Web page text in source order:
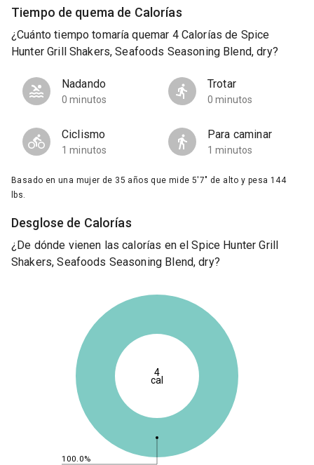
Tiempo de quema de Calorías
¿Cuánto tiempo tomaría quemar 4 Calorías de Spice
Hunter Grill Shakers, Seafoods Seasoning Blend, dry?
Nadando
0 minutos
Trotar
0 minutos
Ciclismo
1 minutos
Para caminar
1 minutos
Basado en una mujer de 35 años que mide 5'7" de alto y pesa 144
lbs.
Desglose de Calorías
¿De dónde vienen las calorías en el Spice Hunter Grill
Shakers, Seafoods Seasoning Blend, dry?
100.0%
4
cal